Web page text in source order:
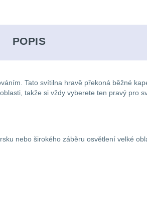
POPIS
Tato svítilna hravě překoná běžné
takže si vždy vyberete ten pravý pro
nebo širokého záběru osvětlení velké